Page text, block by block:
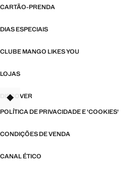
CARTÃO-PRENDA
DIAS ESPECIAIS
CLUBE MANGO LIKES YOU
LOJAS
DISCOVER
POLÍTICA DE PRIVACIDADE E 'COOKIES'
CONDIÇÕES DE VENDA
CANAL ÉTICO